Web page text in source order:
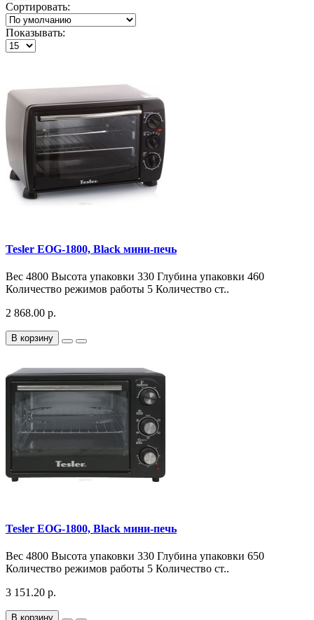
Сортировать:
Показывать:
Tesler EOG-1800, Black мини-печь
Вес 4800 Высота упаковки 330 Глубина упаковки 460
Количество режимов работы 5 Количество ст..
2 868.00 р.
В корзину
Tesler EOG-1800, Black мини-печь
Вес 4800 Высота упаковки 330 Глубина упаковки 650
Количество режимов работы 5 Количество ст..
3 151.20 р.
В корзину